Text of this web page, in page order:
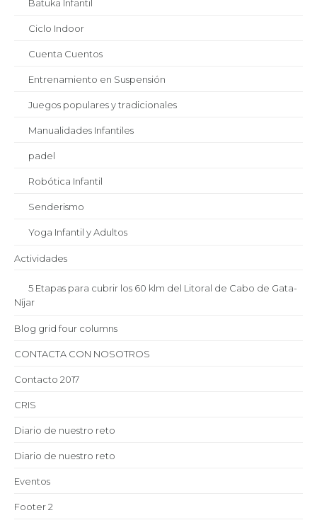
Batuka Infantil
Ciclo Indoor
Cuenta Cuentos
Entrenamiento en Suspensión
Juegos populares y tradicionales
Manualidades Infantiles
padel
Robótica Infantil
Senderismo
Yoga Infantil y Adultos
Actividades
5 Etapas para cubrir los 60 klm del Litoral de Cabo de Gata-
Níjar
Blog grid four columns
CONTACTA CON NOSOTROS
Contacto 2017
CRIS
Diario de nuestro reto
Diario de nuestro reto
Eventos
Footer 2